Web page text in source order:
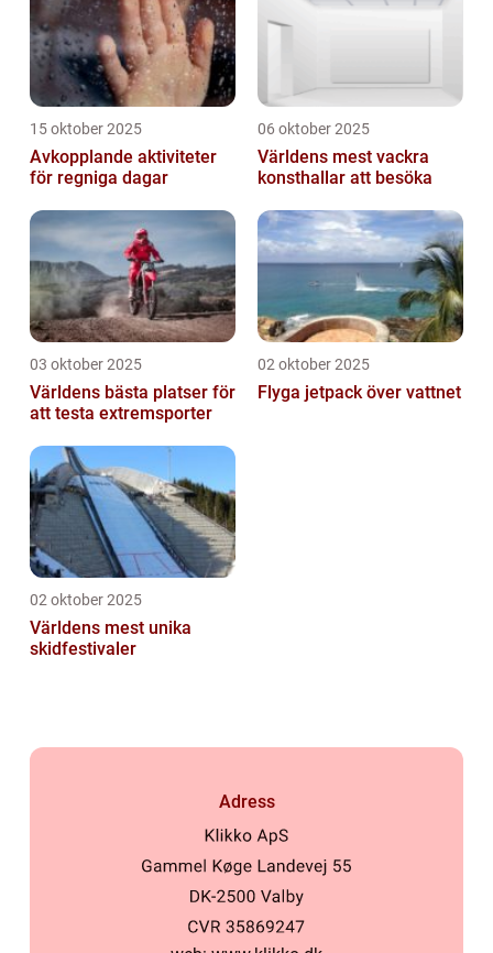
15 oktober 2025
Avkopplande aktiviteter
för regniga dagar
06 oktober 2025
Världens mest vackra
konsthallar att besöka
03 oktober 2025
Världens bästa platser för
att testa extremsporter
02 oktober 2025
Flyga jetpack över vattnet
02 oktober 2025
Världens mest unika
skidfestivaler
Adress